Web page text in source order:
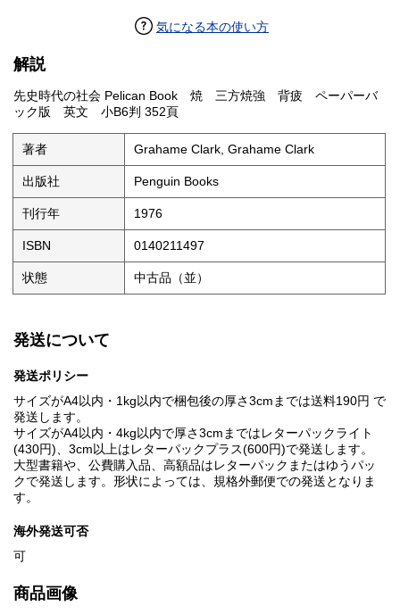
気になる本の使い方
解説
先史時代の社会 Pelican Book 焼 三方焼強 背疲 ペーパーバ
ック版 英文 小B6判 352頁
著者 Grahame Clark, Grahame Clark
出版社 Penguin Books
刊行年 1976
ISBN 0140211497
状態 中古品（並）
発送について
発送ポリシー
サイズがA4以内・1kg以内で梱包後の厚さ3cmまでは送料190円 で
発送します。
サイズがA4以内・4kg以内で厚さ3cmまではレターパックライト
(430円)、3cm以上はレターパックプラス(600円)で発送します。
大型書籍や、公費購入品、高額品はレターパックまたはゆうパッ
クで発送します。形状によっては、規格外郵便での発送となりま
す。
海外発送可否
可
商品画像